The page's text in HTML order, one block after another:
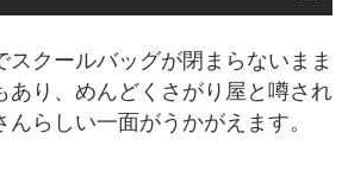
スクールバッグが閉まらないまま
あり、めんどくさがり屋と噂され
らしい一面がうかがえます。